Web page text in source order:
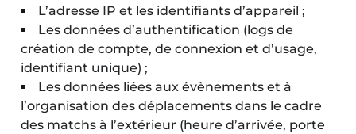
L’adresse IP et les identifiants d’appareil ;
Les données d’authentification (logs de
création de compte, de connexion et d’usage,
identifiant unique) ;
Les données liées aux évènements et à
l’organisation des déplacements dans le cadre
des matchs à l’extérieur (heure d’arrivée, porte